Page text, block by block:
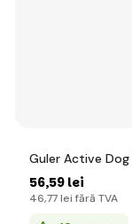
Guler Active
56,59 lei
46,77 lei fără TVA